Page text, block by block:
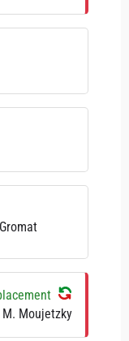
M. Moujetzky